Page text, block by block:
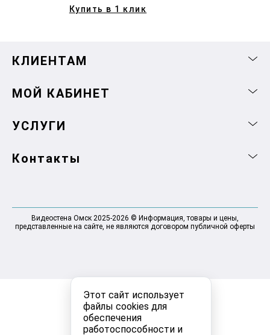
Этот сайт использует
файлы cookies для
обеспечения
работоспособности и
Купить в 1 клик
КЛИЕНТАМ
МОЙ КАБИНЕТ
УСЛУГИ
Контакты
Видеостена Омск 2025-2026 © Информация, товары и цены,
представленные на сайте, не являются договором публичной оферты